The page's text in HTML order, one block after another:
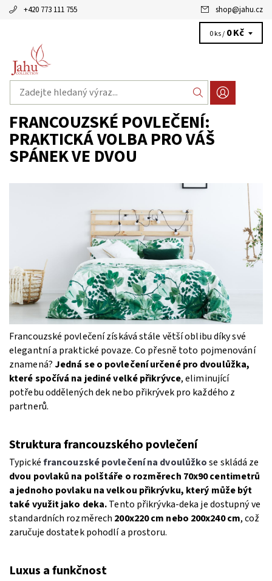
+420 773 111 755 shop@jahu.cz
0 ks / 0 Kč
FRANCOUZSKÉ POVLEČENÍ:
PRAKTICKÁ VOLBA PRO VÁŠ
SPÁNEK VE DVOU
Francouzské povlečení získává stále větší oblibu díky své
elegantní a praktické povaze. Co přesně toto pojmenování
znamená?Jedná se o povlečení určené pro dvoulůžka,
které spočívá na jediné velké přikrývce, eliminující
potřebu oddělených dek nebo přikrývek pro každého z
partnerů.
Struktura francouzského povlečení
Typickéfrancouzské povlečení na dvoulůžkose skládá ze
dvou povlaků na polštáře o rozměrech 70x90 centimetrů
a jednoho povlaku na velkou přikrývku, který může být
také využit jako deka.Tento přikrývka-deka je dostupný ve
standardních rozměrech 200x220 cm nebo 200x240 cm, což
zaručuje dostatek pohodlí a prostoru.
Luxus a funkčnost